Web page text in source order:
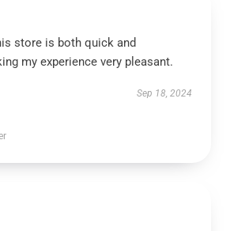
store is both quick and
my experience very pleasant.
Sep 18, 2024